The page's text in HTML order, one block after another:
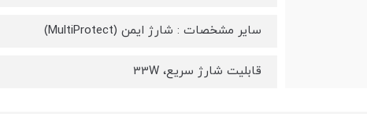
سایر مشخصات : شارژ ایمن (MultiProtect)
قابلیت شارژ سریع، 33W